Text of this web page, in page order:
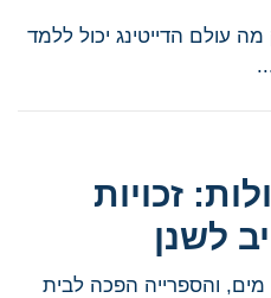
עולם הדייטינג יכול ללמד
זכויות
לשנן
והספרייה הפכה לבית